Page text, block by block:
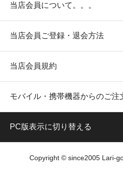
当店会員について。。。
当店会員ご登録・退会方法
当店会員規約
モバイル・携帯機器からのご注
PC版表示に切り替える
Copyright © since2005 Lari-